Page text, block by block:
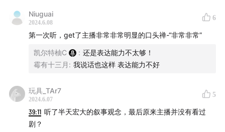
Niuguai
2024.6.08
6
第一次听，get了主播非常非常明显的口头禅-“非常非常”
凯尔特柚C : 还是表达能力不太够！
霉有十三月 : 我说话也这样 表达能力不好
玩具_TAr7
2024.6.07
5
39:11 听了半天宏大的叙事观念，最后原来主播并没有看过
剧？